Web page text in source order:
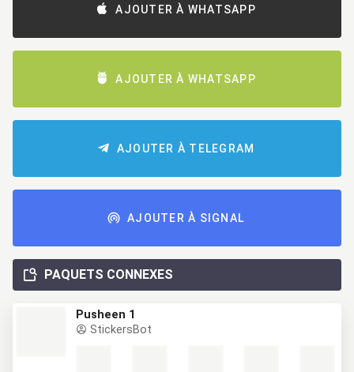
AJOUTER À WHATSAPP
AJOUTER À WHATSAPP
AJOUTER À TELEGRAM
AJOUTER À SIGNAL
PAQUETS CONNEXES
Pusheen 1
StickersBot